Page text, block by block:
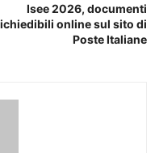
Isee 2026, documenti
online sul sito di
Poste Italiane